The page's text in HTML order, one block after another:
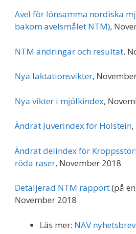
Avel för lönsamma nordiska
bakom avelsmålet NTM),
NTM ändringar och resultat,
Nya laktationsvikter,
Nya vikter i mjölkindex,
Ändrat Juverindex för Holstein
Ändrat delindex för
röda raser, November 2018
Detaljerad NTM rapport(på
November 2018
Läs mer: NAV nyhetsbrev